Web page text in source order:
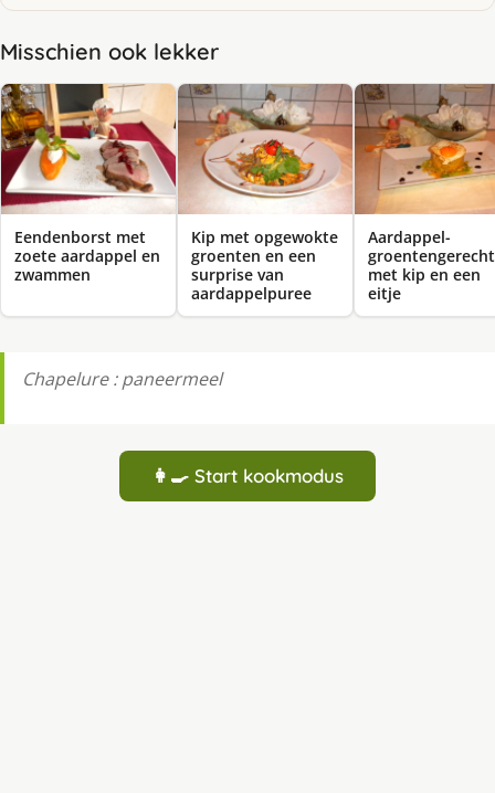
Misschien ook lekker
Eendenborst met
zoete aardappel en
zwammen
Kip met opgewokte
groenten en een
surprise van
aardappelpuree
Aardappel-
groentengerecht
met kip en een
eitje
Chapelure : paneermeel
👩‍🍳 Start kookmodus